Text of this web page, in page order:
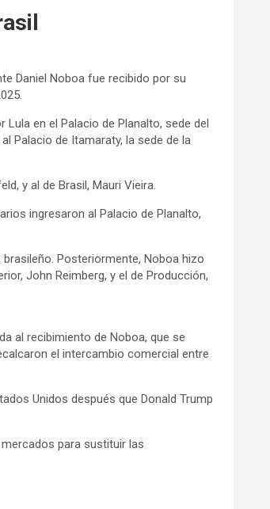
Daniel Noboa fue recibido por su
en el Palacio de Planalto, sede del
Palacio de Itamaraty, la sede de la
y al de Brasil, Mauri Vieira.
ingresaron al Palacio de Planalto,
Posteriormente, Noboa hizo
John Reimberg, y el de Producción,
al recibimiento de Noboa, que se
el intercambio comercial entre
Unidos después que Donald Trump
para sustituir las